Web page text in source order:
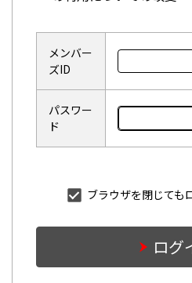
メンバー
ズID
パスワー
ド
ブラウザを閉じても
ログ